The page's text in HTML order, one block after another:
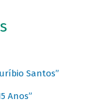
Santos”
Anos”